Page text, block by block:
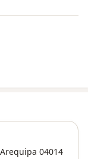
Arequipa 04014